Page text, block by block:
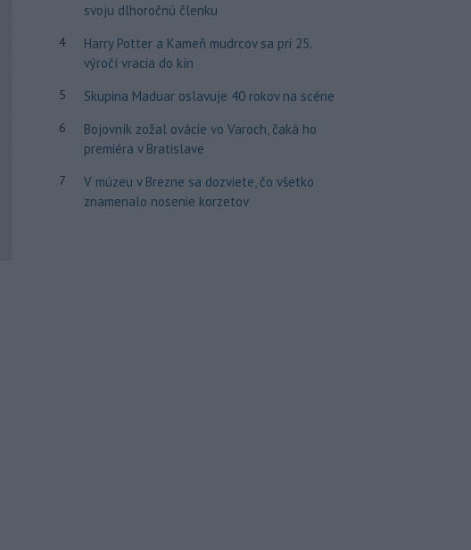
svoju dlhoročnú členku
4
Harry Potter a Kameň mudrcov sa pri 25.
výročí vracia do kín
5 Skupina Maduar oslavuje 40 rokov na scéne
6
Bojovník zožal ovácie vo Varoch, čaká ho
premiéra v Bratislave
7
V múzeu v Brezne sa dozviete, čo všetko
znamenalo nosenie korzetov